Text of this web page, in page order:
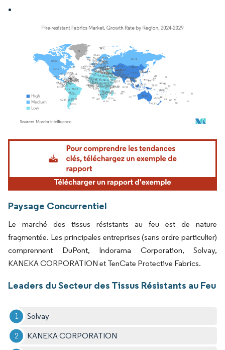
Image © Mordor Intelligence. La réutilisation nécessite une attribution sous CC BY
Paysage Concurrentiel
Le marché des tissus résistants au feu est de nature
fragmentée. Les principales entreprises (sans ordre particulier)
comprennent DuPont, Indorama Corporation, Solvay,
KANEKA CORPORATION et TenCate Protective Fabrics.
Leaders du Secteur des Tissus Résistants au Feu
Solvay
KANEKA CORPORATION